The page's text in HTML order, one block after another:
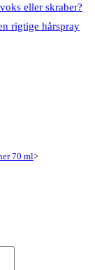
eller skraber?
rigtige hårspray
70 ml>